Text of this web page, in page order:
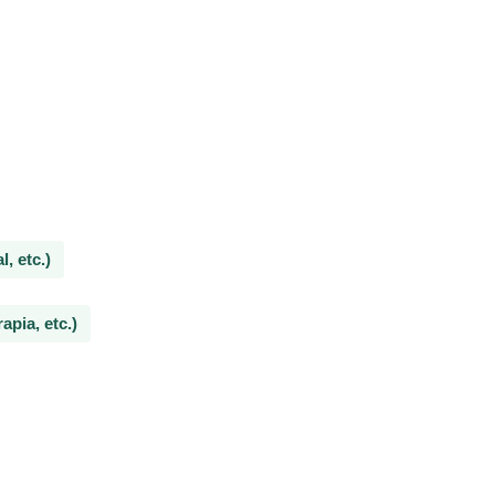
etc.)
etc.)